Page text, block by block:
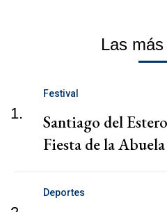
Las
1.
Festival
Santiago del
Fiesta de la
Deportes